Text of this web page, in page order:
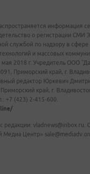
информация
о регистрации
службой по надзору в сфере
и массовых
мая 2018 г. Учредитель ООО
Приморский край, г.
редактор Юркевич
край, г.
+7 (423) 2-415-600.
редакции: vladnews@inbox.ru.
Медиа Центр»